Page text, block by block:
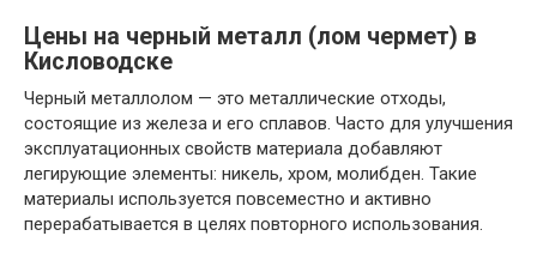
Цены на черный металл (лом чермет) в
Кисловодске
Черный металлолом — это металлические отходы,
состоящие из железа и его сплавов. Часто для улучшения
эксплуатационных свойств материала добавляют
легирующие элементы: никель, хром, молибден. Такие
материалы используется повсеместно и активно
перерабатывается в целях повторного использования.